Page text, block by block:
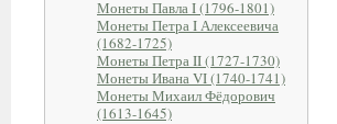
Монеты Павла I (1796-1801)
Монеты Петра I Алексеевича
(1682-1725)
Монеты Петра II (1727-1730)
Монеты Ивана VI (1740-1741)
Монеты Михаил Фёдорович
(1613-1645)